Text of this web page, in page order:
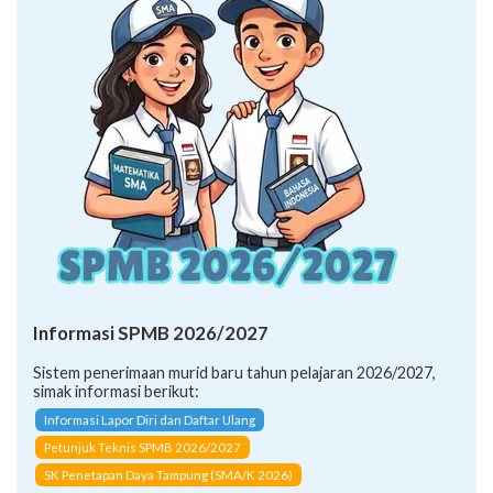
Informasi SPMB 2026/2027
Sistem penerimaan murid baru tahun pelajaran 2026/2027,
simak informasi berikut:
Informasi Lapor Diri dan Daftar Ulang
Petunjuk Teknis SPMB 2026/2027
SK Penetapan Daya Tampung (SMA/K 2026)